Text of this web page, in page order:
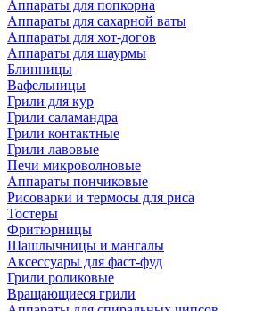
Аппараты для попкорна
Аппараты для сахарной ваты
Аппараты для хот-догов
Аппараты для шаурмы
Блинницы
Вафельницы
Грили для кур
Грили саламандра
Грили контактные
Грили лавовые
Печи микроволновые
Аппараты пончиковые
Рисоварки и термосы для риса
Тостеры
Фритюрницы
Шашлычницы и мангалы
Аксессуары для фаст-фуд
Грили роликовые
Вращающиеся грили